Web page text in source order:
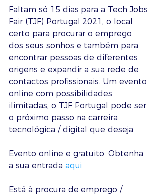
Faltam só 15 dias para a Tech Jobs
Fair (TJF) Portugal 2021, o local
certo para procurar o emprego
dos seus sonhos e também para
encontrar pessoas de diferentes
origens e expandir a sua rede de
contactos profissionais. Um evento
online com possibilidades
ilimitadas, o TJF Portugal pode ser
o próximo passo na carreira
tecnológica / digital que deseja.
Evento online e gratuito. Obtenha
a sua entrada aqui
Está à procura de emprego /